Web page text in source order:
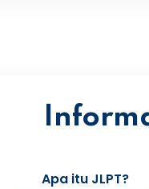
Apa itu JLPT?